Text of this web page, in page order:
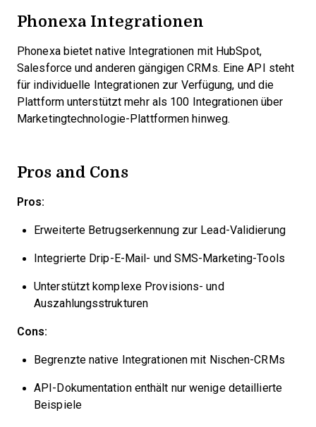
Phonexa Integrationen
Phonexa bietet native Integrationen mit HubSpot,
Salesforce und anderen gängigen CRMs. Eine API steht
für individuelle Integrationen zur Verfügung, und die
Plattform unterstützt mehr als 100 Integrationen über
Marketingtechnologie-Plattformen hinweg.
Pros and Cons
Pros:
Erweiterte Betrugserkennung zur Lead-Validierung
Integrierte Drip-E-Mail- und SMS-Marketing-Tools
Unterstützt komplexe Provisions- und
Auszahlungsstrukturen
Cons:
Begrenzte native Integrationen mit Nischen-CRMs
API-Dokumentation enthält nur wenige detaillierte
Beispiele